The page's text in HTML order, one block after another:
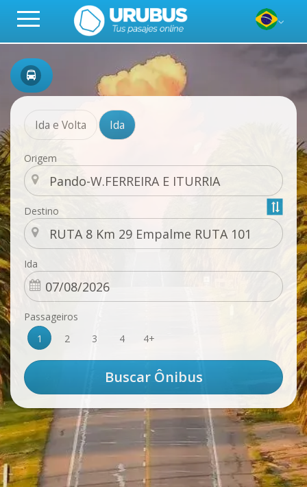
Ida e Volta Ida
Origem
Destino
Ida
Passageiros
1
2 3 4 4+